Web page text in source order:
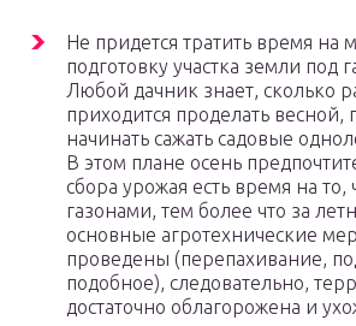
Не придется тратить время на
подготовку участка земли под
Любой дачник знает, сколько
приходится проделать весной,
начинать сажать садовые
В этом плане осень
сбора урожая есть время на то,
газонами, тем более что за
основные агротехнические
проведены (перепахивание,
подобное), следовательно,
достаточно облагорожена и